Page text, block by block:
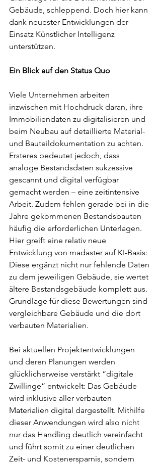
Gebäude, schleppend. Doch hier kann
dank neuester Entwicklungen der
Einsatz Künstlicher Intelligenz
unterstützen.
Ein Blick auf den Status Quo
Viele Unternehmen arbeiten
inzwischen mit Hochdruck daran, ihre
Immobiliendaten zu digitalisieren und
beim Neubau auf detaillierte Material-
und Bauteildokumentation zu achten.
Ersteres bedeutet jedoch, dass
analoge Bestandsdaten sukzessive
gescannt und digital verfügbar
gemacht werden – eine zeitintensive
Arbeit. Zudem fehlen gerade bei in die
Jahre gekommenen Bestandsbauten
häufig die erforderlichen Unterlagen.
Hier greift eine relativ neue
Entwicklung von madaster auf KI-Basis:
Diese ergänzt nicht nur fehlende Daten
zu dem jeweiligen Gebäude, sie wertet
ältere Bestandsgebäude komplett aus.
Grundlage für diese Bewertungen sind
vergleichbare Gebäude und die dort
verbauten Materialien.
Bei aktuellen Projektentwicklungen
und deren Planungen werden
glücklicherweise verstärkt “digitale
Zwillinge” entwickelt: Das Gebäude
wird inklusive aller verbauten
Materialien digital dargestellt. Mithilfe
dieser Anwendungen wird also nicht
nur das Handling deutlich vereinfacht
und führt somit zu einer deutlichen
Zeit- und Kostenersparnis, sondern